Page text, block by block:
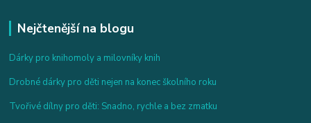
Nejčtenější na blogu
Dárky pro knihomoly a milovníky knih
Drobné dárky pro děti nejen na konec školního roku
Tvořivé dílny pro děti: Snadno, rychle a bez zmatku